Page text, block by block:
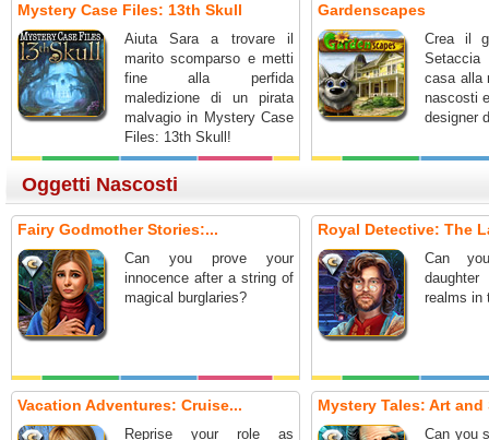
Mystery Case Files: 13th Skull
Aiuta Sara a trovare il
marito scomparso e metti
fine alla perfida
maledizione di un pirata
malvagio in Mystery Case
Files: 13th Skull!
Gardenscapes
Crea il
casa alla
nascosti
designer
Oggetti Nascosti
Fairy Godmother Stories:...
Can you prove your
innocence after a string of
magical burglaries?
Royal Detective: The
Can
realms in
Vacation Adventures: Cruise...
Reprise your role as
Mystery Tales: Art and
Can you